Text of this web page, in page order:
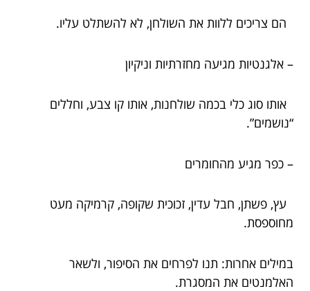
הם צריכים ללוות את השולחן, לא להשתלט עליו.
– אלגנטיות מגיעה מחזרתיות וניקיון
אותו סוג כלי בכמה שולחנות, אותו קו צבע, וחללים
“נושמים”.
– כפר מגיע מהחומרים
עץ, פשתן, חבל עדין, זכוכית שקופה, קרמיקה מעט
מחוספסת.
במילים אחרות: תנו לפרחים את הסיפור, ולשאר
האלמנטים את המסגרת.